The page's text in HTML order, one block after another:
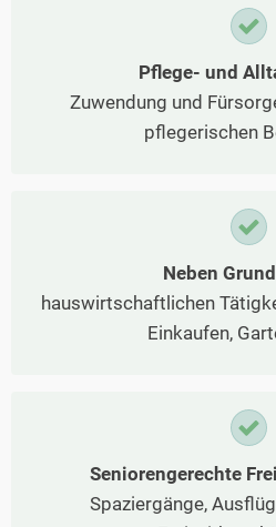
Pflege- und
Zuwendung und
pflegerischen
Neben
hauswirtschaftlichen
Einkaufen,
Seniorengerechte
Spaziergänge,